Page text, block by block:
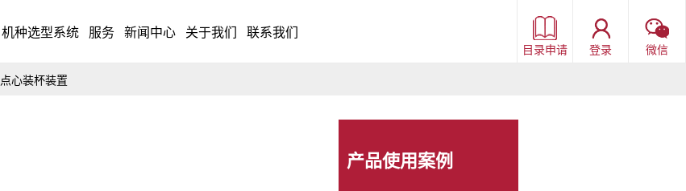
机种选型系统 服务 新闻中心 关于我们 联系我们
目录申请 登录
微信
点心装杯装置
产品使用案例